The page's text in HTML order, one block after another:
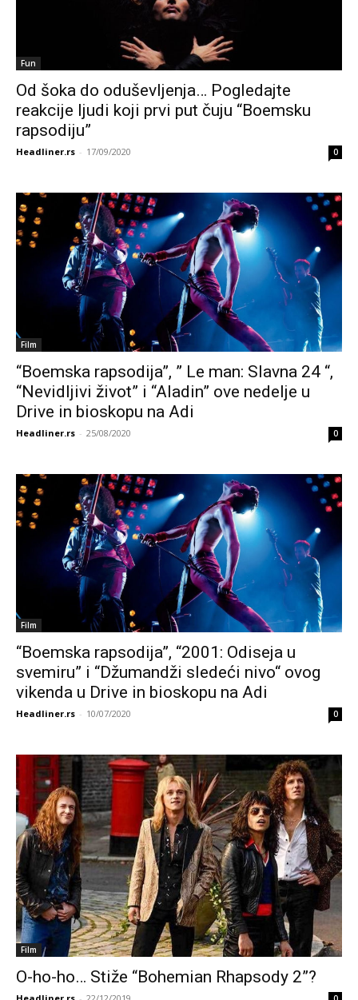
Fun
Od šoka do oduševljenja… Pogledajte
reakcije ljudi koji prvi put čuju “Boemsku
rapsodiju”
Headliner.rs - 17/09/2020 0
Film
“Boemska rapsodija”, ” Le man: Slavna 24 “,
“Nevidljivi život” i “Aladin” ove nedelje u
Drive in bioskopu na Adi
Headliner.rs - 25/08/2020 0
Film
“Boemska rapsodija”, “2001: Odiseja u
svemiru” i “Džumandži sledeći nivo“ ovog
vikenda u Drive in bioskopu na Adi
Headliner.rs - 10/07/2020 0
Film
O-ho-ho… Stiže “Bohemian Rhapsody 2”?